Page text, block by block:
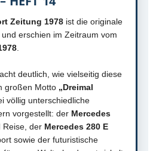
Zeitung 1978 ist die originale
und erschien im Zeitraum vom
deutlich, wie vielseitig diese
großen Motto „Dreimal
völlig unterschiedliche
vorgestellt: der Mercedes
Reise, der Mercedes 280 E
sowie der futuristische